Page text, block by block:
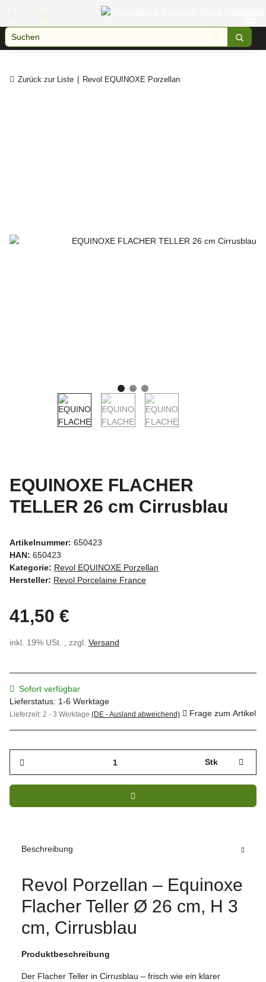
Zurück zur Liste Revol EQUINOXE Porzellan
EQUINOXE FLACHER
TELLER 26 cm Cirrusblau
Artikelnummer: 650423
HAN: 650423
Kategorie: Revol EQUINOXE Porzellan
Hersteller: Revol Porcelaine France
41,50 €
inkl. 19% USt. , zzgl. Versand
Sofort verfügbar
Lieferstatus: 1-6 Werktage
Lieferzeit: 2 - 3 Werktage (DE - Ausland abweichend) Frage zum Artikel
Stk
Beschreibung
Revol Porzellan – Equinoxe
Flacher Teller Ø 26 cm, H 3
cm, Cirrusblau
Produktbeschreibung
Der Flacher Teller in Cirrusblau – frisch wie ein klarer